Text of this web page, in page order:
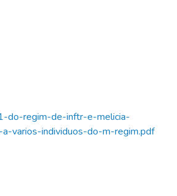
do-regim-de-inftr-e-melicia-
varios-individuos-do-m-regim.pdf